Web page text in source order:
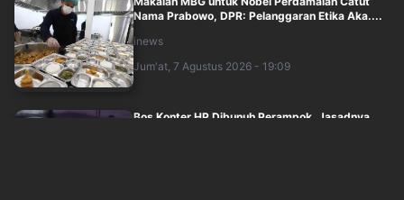
Nama Prabowo, DPR: Pelanggaran Etika Aka....
inews
Jum'at, 7 Agustus 2026 - 19:09
Bos Konter HP Dibunuh Perampok, Jasadnya